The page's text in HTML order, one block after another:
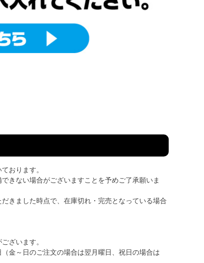
おります。
きない場合がございますことを予めご了承願いま
きました時点で、在庫切れ・完売となっている場合
ざいます。
金～日のご注文の場合は翌月曜日、祝日の場合は